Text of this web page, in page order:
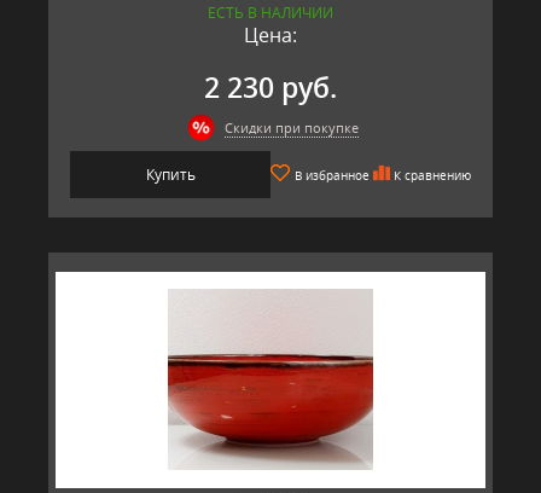
ЕСТЬ В НАЛИЧИИ
Цена:
2 230 руб.
Скидки при покупке
Купить В избранное К сравнению